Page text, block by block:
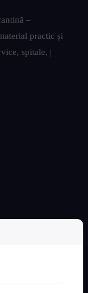
–
practic și
spitale, |